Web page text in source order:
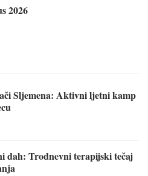
2026
Sljemena: Aktivni ljetni kamp
dah: Trodnevni terapijski tečaj